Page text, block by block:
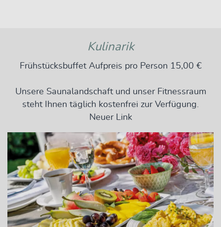
Kulinarik
Frühstücksbuffet Aufpreis pro Person 15,00 €
Unsere Saunalandschaft und unser Fitnessraum
steht Ihnen täglich kostenfrei zur Verfügung.
Neuer Link